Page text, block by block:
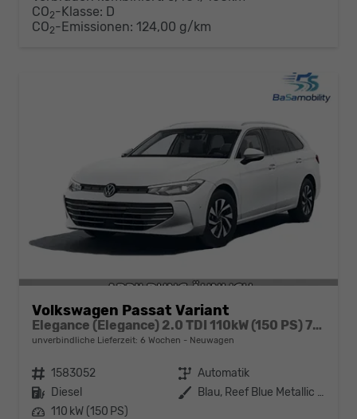
CO2-Klasse: D
CO2-Emissionen: 124,00 g/km
Volkswagen Passat Variant
Elegance (Elegance) 2.0 TDI 110kW (150 PS) 7-Gang DSG
unverbindliche Lieferzeit: 6 Wochen Neuwagen
Fahrzeugnr. 1583052 Getriebe Automatik
Kraftstoff Diesel Außenfarbe
Blau, Reef Blue Metallic (0A)
Leistung 110 kW (150 PS)